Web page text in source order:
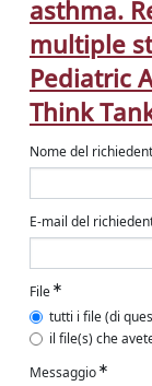
asthma.
multiple
Pediatric
Think
Nome del
E-mail del
File
tutti i file (di
il file(s) che
Messaggio